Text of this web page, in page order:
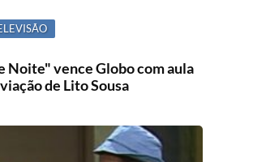
Noite" vence Globo com aula
de Lito Sousa